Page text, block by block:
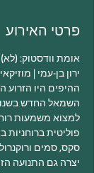
פרטי האירוע
אומת וודסטוק:
ירון בן-עמי |
ההיפים היו
השמאל החדש
למצוא משמעות
פוליטית
סקס, סמים
יצרה גם התנועה